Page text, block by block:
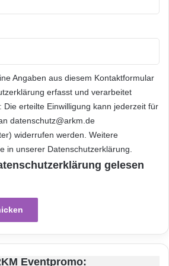
egal wo auf der Welt sie
Ich freue mich auf die
mit Paul in seiner neuen
Teams.“
Priceline Group
ist führend bei
Hotelreservierungen mit
Hotels weltweit.
vier hauptsächliche
Angaben aus diesem Kontaktformular
erfasst und verarbeitet
Die erteilte Einwilligung kann jederzeit für
datenschutz@arkm.de
widerrufen werden. Weitere
in unserer Datenschutzerklärung
gelesen
Eventpromo: